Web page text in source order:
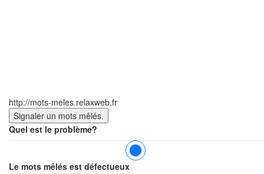
http://mots-meles.relaxweb.fr
Quel est le problème?
Le mots mêlés est défectueux